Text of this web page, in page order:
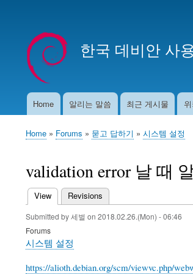
account
menu
한국 데비안 사
MainHome 알리는 말씀 최근 게시물
Breadcrumb
Home Forums 묻고 답하기 시스템 설정
validation error 날 때
Primary
tabs
View (active tab)
Revisions
Submitted by세벌 on 2018.02.26.(Mon) - 06:46
Forums
시스템 설정
https://alioth.debian.org/scm/viewvc.php/